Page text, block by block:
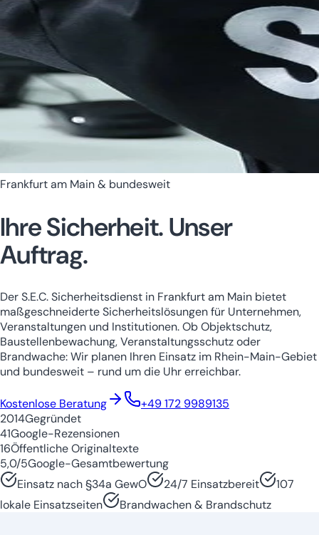
Hessen
Frankfurt am Main & bundesweit
Ihre Sicherheit.Unser
Auftrag.
Der S.E.C. Sicherheitsdienst in Frankfurt am Main bietet
maßgeschneiderte Sicherheitslösungen für Unternehmen,
Veranstaltungen und Institutionen. Ob Objektschutz,
Baustellenbewachung, Veranstaltungsschutz oder
Brandwache: Wir planen Ihren Einsatz im Rhein-Main-Gebiet
und bundesweit – rund um die Uhr erreichbar.
Kostenlose Beratung
+49 172 9989135
2014Gegründet
41Google-Rezensionen
16Öffentliche Originaltexte
5,0/5Google-Gesamtbewertung
Einsatz nach §34a GewO
24/7 Einsatzbereit
107
lokale Einsatzseiten
Brandwachen & Brandschutz